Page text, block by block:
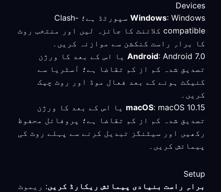
Devices
Windows
: Windows سپورٹڈ ہے؛ Clash-
compatible کلائنٹ کا جائزہ لیں اور منتخب روٹ
کا براہِ راست کنکشن سے موازنہ کریں۔
Android : Android 7.0 یا اس کے بعد کا ورژن
تصدیق شدہ کم از کم تقاضا ہے؛ آسٹریا سے
کنیکٹ ہونے کے بعد فعال موڈ اور روٹ چیک
کریں۔
macOS : macOS 10.15 یا اس کے بعد کا ورژن
تصدیق شدہ کم از کم تقاضا ہے؛ پروفائل محفوظ
رکھیں اور سیٹنگز تبدیل کرنے سے پہلے روٹ کی
پیمائش کریں۔
Setup
براہِ راست بنیادی پیمائش ریکارڈ کریں: ریموٹ